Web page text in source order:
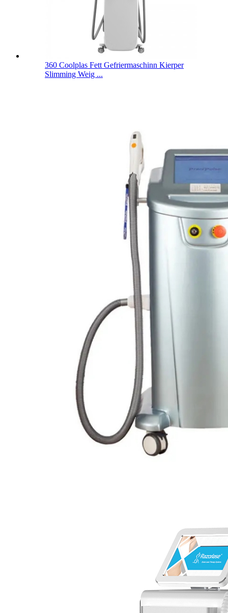
360 Coolplas Fett Gefriermaschinn Kierper
Slimming Weig ...